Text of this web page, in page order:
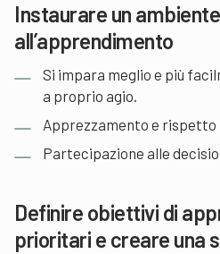
Instaurare un
all’apprendimento
Si impara meglio e più
a proprio agio.
Apprezzamento e rispetto
Partecipazione alle
Definire obiettivi di
prioritari e creare una